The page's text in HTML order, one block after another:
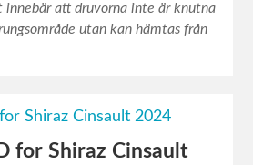
innebär att druvorna inte är knutna
utan kan hämtas från
for Shiraz Cinsault